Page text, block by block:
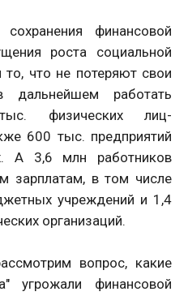
финансовой
роста социальной
то, что не потеряют свои
работать
физических лиц-
600 тыс. предприятий
А 3,6 млн работников
зарплатам, в том числе
учреждений и 1,4
организаций.
вопрос, какие
угрожали финансовой